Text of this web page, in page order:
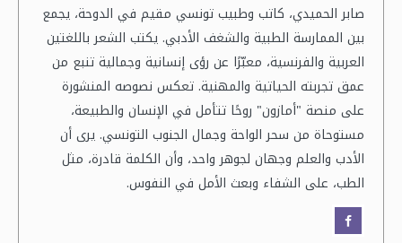
صابر الحميدي، كاتب وطبيب تونسي مقيم في الدوحة، يجمع
بين الممارسة الطبية والشغف الأدبي. يكتب الشعر باللغتين
العربية والفرنسية، معبّرًا عن رؤى إنسانية وجمالية تنبع من
عمق تجربته الحياتية والمهنية. تعكس نصوصه المنشورة
على منصة "أمازون" روحًا تتأمل في الإنسان والطبيعة،
مستوحاة من سحر الواحة وجمال الجنوب التونسي. يرى أن
الأدب والعلم وجهان لجوهر واحد، وأن الكلمة قادرة، مثل
الطب، على الشفاء وبعث الأمل في النفوس.